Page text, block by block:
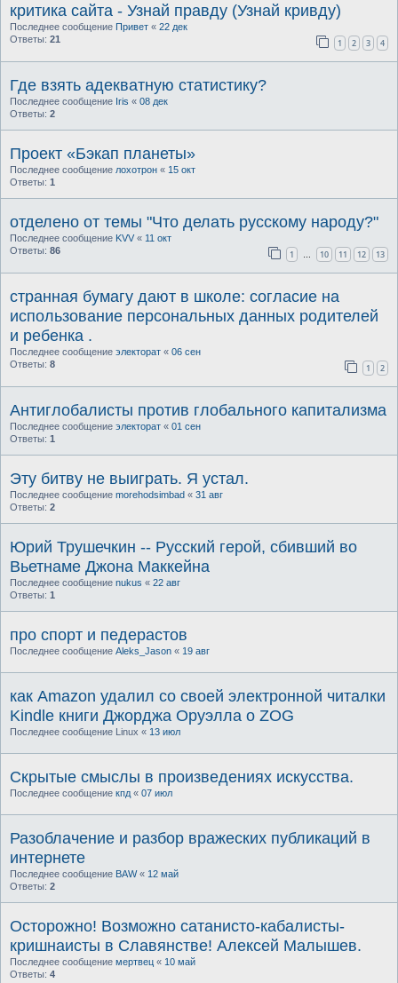
критика сайта - Узнай правду (Узнай кривду)
Последнее сообщение Привет « 22 дек
Ответы: 21 1 2 3 4
Где взять адекватную статистику?
Последнее сообщение Iris « 08 дек
Ответы: 2
Проект «Бэкап планеты»
Последнее сообщение лохотрон « 15 окт
Ответы: 1
отделено от темы "Что делать русскому народу?"
Последнее сообщение KVV « 11 окт
Ответы: 86 1 10 11 12 13
странная бумагу дают в школе: согласие на
использование персональных данных родителей
и ребенка .
Последнее сообщение электорат « 06 сен
Ответы: 8 1 2
Антиглобалисты против глобального капитализма
Последнее сообщение электорат « 01 сен
Ответы: 1
Эту битву не выиграть. Я устал.
Последнее сообщение morehodsimbad « 31 авг
Ответы: 2
Юрий Трушечкин -- Русский герой, сбивший во
Вьетнаме Джона Маккейна
Последнее сообщение nukus « 22 авг
Ответы: 1
про спорт и педерастов
Последнее сообщение Aleks_Jason « 19 авг
как Amazon удалил со своей электронной читалки
Kindle книги Джорджа Оруэлла о ZOG
Последнее сообщение Linux « 13 июл
Скрытые смыслы в произведениях искусства.
Последнее сообщение кпд « 07 июл
Разоблачение и разбор вражеских публикаций в
интернете
Последнее сообщение BAW« 12 май
Ответы: 2
Осторожно! Возможно сатанисто-кабалисты-
кришнаисты в Славянстве! Алексей Малышев.
Последнее сообщение мертвец « 10 май
Ответы: 4